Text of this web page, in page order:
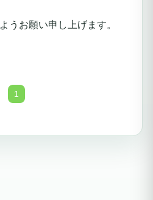
うお願い申し上げます。
1